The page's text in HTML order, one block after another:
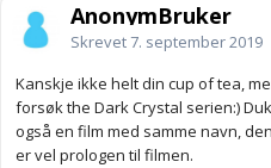
AnonymBruker
Skrevet7. september 2019
Kanskje ikke helt din cup of tea,
forsøk the Dark Crystal serien:)
også en film med samme navn,
er vel prologen til filmen.